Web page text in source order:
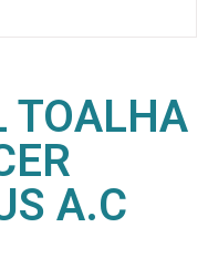
TOALHA
A.C